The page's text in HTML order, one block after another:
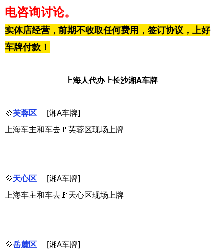
电咨询讨论。
实体店经营，前期不收取任何费用，签订协议，上好
车牌付款！
上海人代办上长沙湘A车牌
💠芙蓉区
[湘A车牌]
上海车主和车去🚩芙蓉区现场上牌
💠天心区
[湘A车牌]
上海车主和车去🚩天心区现场上牌
💠岳麓区
[湘A车牌]